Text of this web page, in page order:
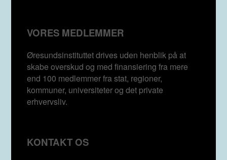
VORES MEDLEMMER
Øresundsinstituttet drives uden henblik på at
skabe overskud og med finansiering fra mere
end 100 medlemmer fra stat, regioner,
kommuner, universiteter og det private
erhvervsliv.
KONTAKT OS